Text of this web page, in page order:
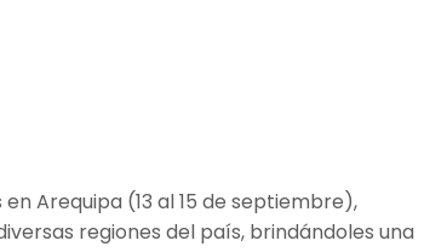
Arequipa (13 al 15 de septiembre),
regiones del país, brindándoles una